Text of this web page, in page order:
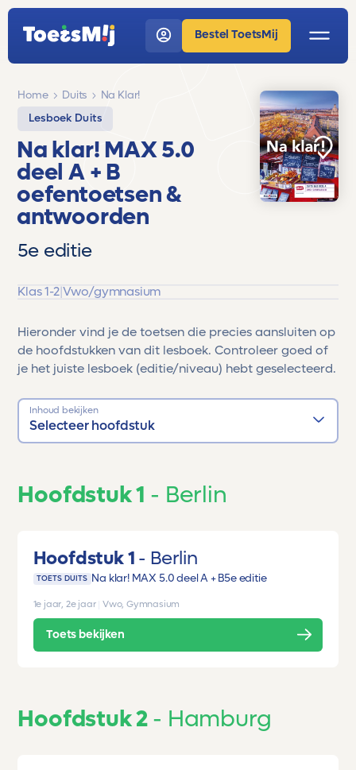
Bestel ToetsMij
Home Duits
Na Klar!
Lesboek Duits
Na klar! MAX 5.0
deel A + B
oefentoetsen &
antwoorden
5e editie
Klas 1-2|Vwo/gymnasium
Hieronder vind je de toetsen die precies aansluiten op
de hoofdstukken van dit lesboek. Controleer goed of
je het juiste lesboek (editie/niveau) hebt geselecteerd.
Inhoud bekijken
Selecteer hoofdstuk
Hoofdstuk 1 Berlin
Hoofdstuk 1 Berlin
TOETS DUITS Na klar! MAX 5.0 deel A + B5e editie
1e jaar, 2e jaar Vwo, Gymnasium
Toets bekijken
Hoofdstuk 2 Hamburg